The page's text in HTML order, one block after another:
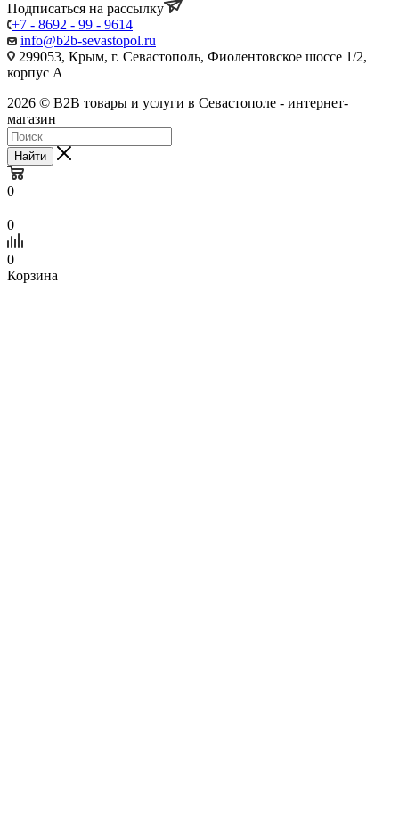
Подписаться на рассылку
+7 - 8692 - 99 - 9614
info@b2b-sevastopol.ru
299053, Крым, г. Севастополь, Фиолентовское шоссе 1/2,
корпус А
2026 © B2B товары и услуги в Севастополе - интернет-
магазин
Найти
0
0
0
Корзина